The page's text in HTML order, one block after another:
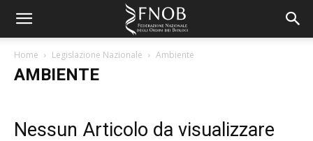
Home Legislazione Nazionale Ambiente
AMBIENTE
Nessun Articolo da visualizzare